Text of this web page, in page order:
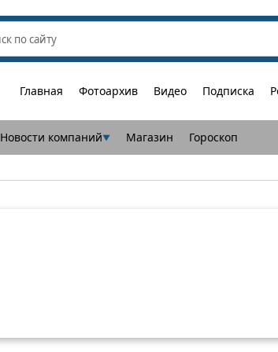
Главная Фотоархив Видео Подписка
Новости компаний▼ Магазин Гороскоп